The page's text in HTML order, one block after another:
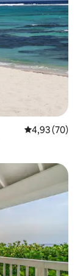
4,93 de uma
4,93 (70)